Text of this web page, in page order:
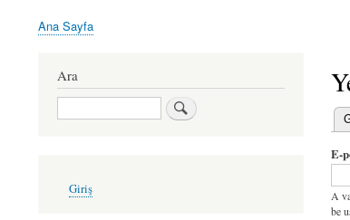
Sayfa
Ana Sayfa
E-
A
be
Ara
Ara
account
Giriş